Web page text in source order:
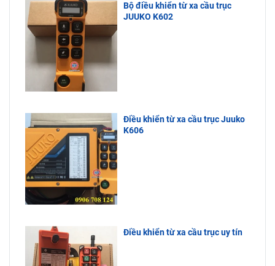
Bộ điều khiển từ xa cầu trục
JUUKO K602
Điều khiển từ xa cầu trục Juuko
K606
Điều khiển từ xa cầu trục uy tín